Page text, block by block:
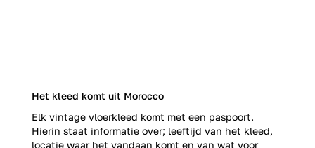
Het kleed komt uit Morocco
Elk vintage vloerkleed komt met een paspoort.
Hierin staat informatie over; leeftijd van het kleed,
locatie waar het vandaan komt en van wat voor